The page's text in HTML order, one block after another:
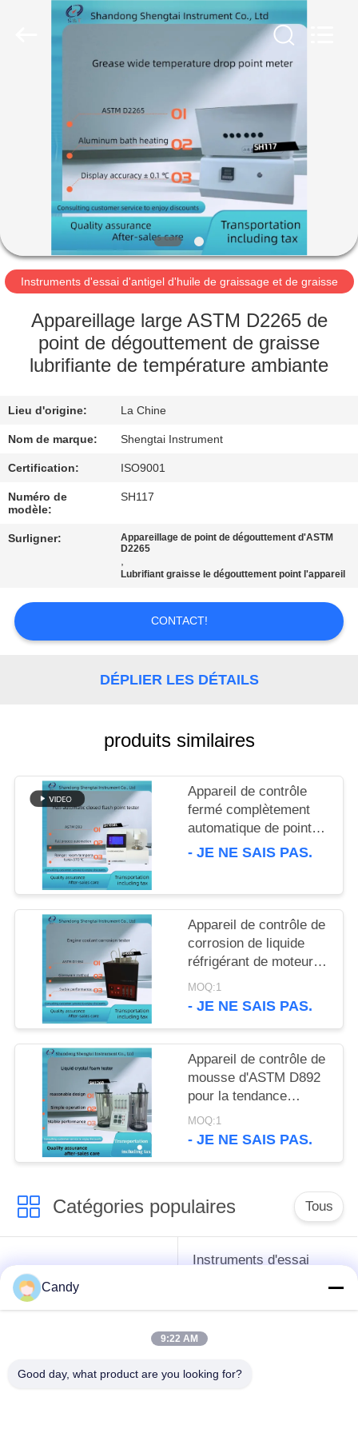
PRODUITS
SUJET
DE
NOUS
VISITE
D'USINE
DE
QUALITÉ
CONTACTEZ-
NOUS
DEMANDEZ
UNE
CITATION
PRIVACY
POLICY
Instruments d'essai d'antigel d'huile de graissage et de graisse
Appareillage large ASTM D2265 de
point de dégouttement de graisse
lubrifiante de température ambiante
Lieu d'origine: La Chine
Nom de marque: Shengtai Instrument
Certification: ISO9001
Numéro de
modèle:
SH117
Surligner:
Appareillage de point de dégouttement d'ASTM
D2265
,
Lubrifiant graisse le dégouttement point l'appareil
CONTACT!
DÉPLIER LES DÉTAILS
produits similaires
Appareil de contrôle
fermé complètement
automatique de point
d'inflammabilité
- JE NE SAIS PAS.
Appareil de contrôle de
corrosion de liquide
réfrigérant de moteur
d'ASTM D1384 équipé
du compresseur d'air
MOQ:1
- JE NE SAIS PAS.
Appareil de contrôle de
mousse d'ASTM D892
pour la tendance
écumante de
mesure/huile de
MOQ:1
- JE NE SAIS PAS.
Catégories populaires Tous
instruments de essai
de pétrole
Instruments d'essai
graisse
Équipement d'essai
d'huile de
Candy
9:22 AM
Good day, what product are you looking for?